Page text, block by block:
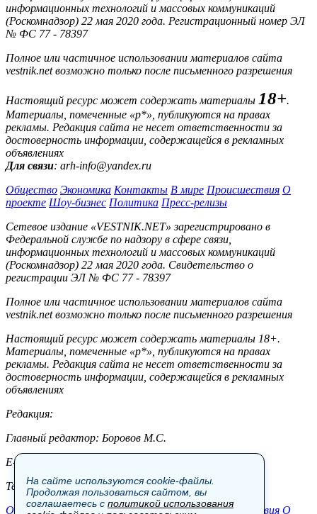
информационных технологий и массовых коммуникаций
(Роскомнадзор) 22 мая 2020 года. Регистрационный номер ЭЛ
№ ФС 77 - 78397
Полное или частичное использовании материалов сайта
vestnik.net возможно только после письменного разрешения
Настоящий ресурс может содержать материалы 18+.
Материалы, помеченные «р*», публикуются на правах
рекламы. Редакция сайта не несет ответственности за
достоверность информации, содержащейся в рекламных
объявлениях
Для связи: arh-info@yandex.ru
Общество Экономика Контакты В мире Происшествия О
проекте Шоу-бизнес Политика Пресс-релизы
Сетевое издание «VESTNIK.NET» зарегистрировано в
Федеральной службе по надзору в сфере связи,
информационных технологий и массовых коммуникаций
(Роскомнадзор) 22 мая 2020 года. Свидетельство о
регистрации ЭЛ № ФС 77 - 78397
Полное или частичное использовании материалов сайта
vestnik.net возможно только после письменного разрешения
Настоящий ресурс может содержать материалы 18+.
Материалы, помеченные «р*», публикуются на правах
рекламы. Редакция сайта не несет ответственности за
достоверность информации, содержащейся в рекламных
объявлениях
Редакция:
Главный редактор: Боровов М.С.
E-mail: site@vestnik.net, reb.msk@yandex.ru
Тел.: +7 (921) 720-00-97
Общество Экономика Контакты В мире Происшествия О
На сайте используются cookie-файлы.
Продолжая пользоваться сайтом, вы
соглашаетесь с политикой использования